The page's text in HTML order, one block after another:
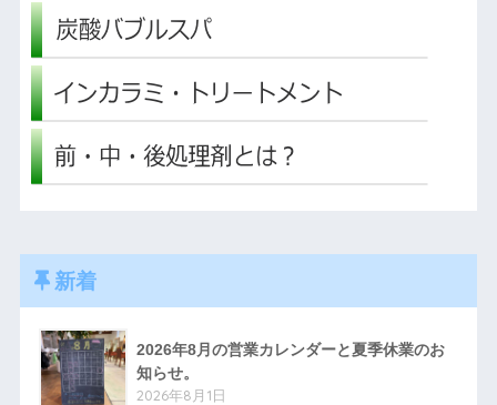
新着
2026年8月の営業カレンダーと夏季休業のお
知らせ。
2026年8月1日